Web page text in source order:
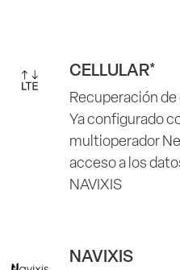
CELLULAR*
Recuperación de
Ya configurado
multioperador
acceso a los
NAVIXIS
NAVIXIS